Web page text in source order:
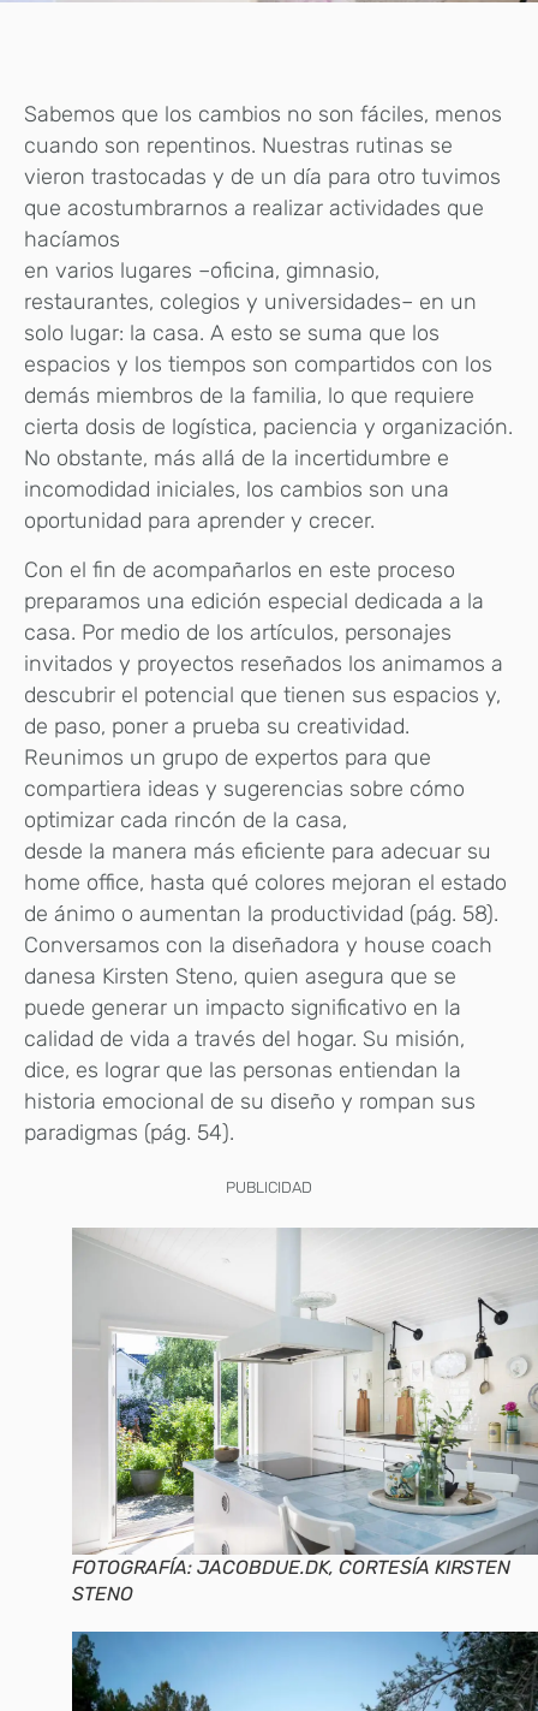
Sabemos que los cambios no son fáciles, menos
cuando son repentinos. Nuestras rutinas se
vieron trastocadas y de un día para otro tuvimos
que acostumbrarnos a realizar actividades que
hacíamos
en varios lugares –oficina, gimnasio,
restaurantes, colegios y universidades– en un
solo lugar: la casa. A esto se suma que los
espacios y los tiempos son compartidos con los
demás miembros de la familia, lo que requiere
cierta dosis de logística, paciencia y organización.
No obstante, más allá de la incertidumbre e
incomodidad iniciales, los cambios son una
oportunidad para aprender y crecer.
Con el fin de acompañarlos en este proceso
preparamos una edición especial dedicada a la
casa. Por medio de los artículos, personajes
invitados y proyectos reseñados los animamos a
descubrir el potencial que tienen sus espacios y,
de paso, poner a prueba su creatividad.
Reunimos un grupo de expertos para que
compartiera ideas y sugerencias sobre cómo
optimizar cada rincón de la casa,
desde la manera más eficiente para adecuar su
home office, hasta qué colores mejoran el estado
de ánimo o aumentan la productividad (pág. 58).
Conversamos con la diseñadora y house coach
danesa Kirsten Steno, quien asegura que se
puede generar un impacto significativo en la
calidad de vida a través del hogar. Su misión,
dice, es lograr que las personas entiendan la
historia emocional de su diseño y rompan sus
paradigmas (pág. 54).
PUBLICIDAD
FOTOGRAFÍA: JACOBDUE.DK, CORTESÍA KIRSTEN
STENO